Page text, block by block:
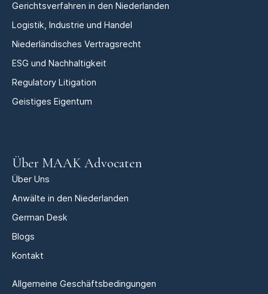
Gerichtsverfahren in den Niederlanden
Logistik, Industrie und Handel
Niederländisches Vertragsrecht
ESG und Nachhaltigkeit
Regulatory Litigation
Geistiges Eigentum
Über MAAK Advocaten
Über Uns
Anwälte in den Niederlanden
German Desk
Blogs
Kontakt
Allgemeine Geschäftsbedingungen